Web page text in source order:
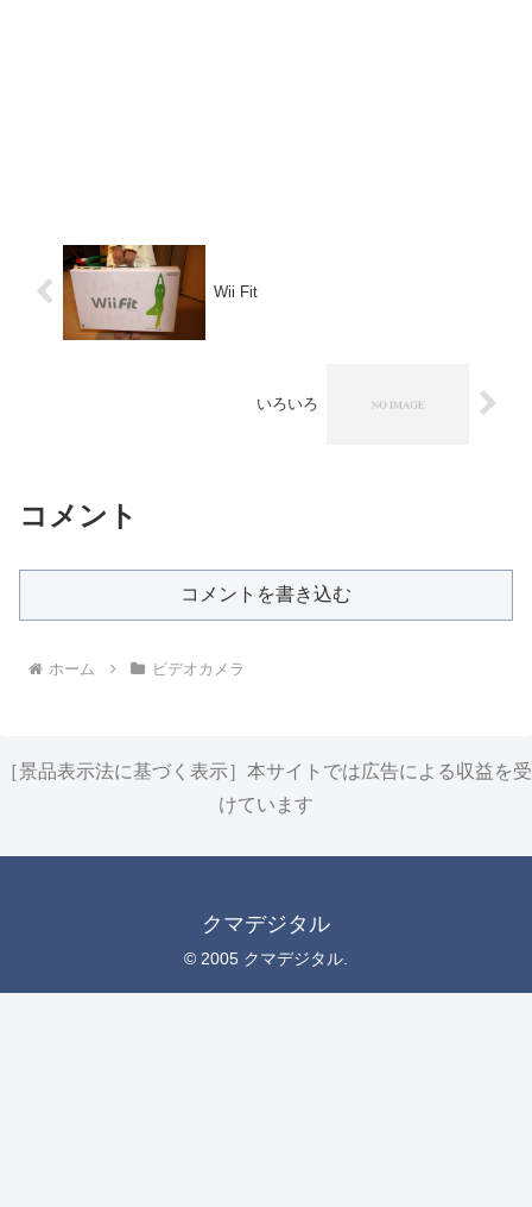
Wii Fit
いろいろ
コメント
コメントを書き込む
ホーム ビデオカメラ
［景品表示法に基づく表示］本サイトでは広告による収益を受
けています
クマデジタル
© 2005 クマデジタル.